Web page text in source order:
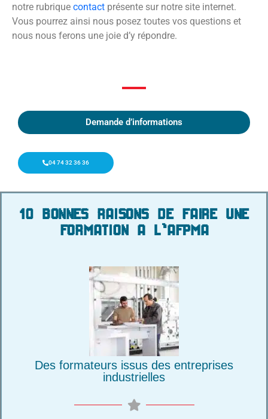
10 BONNES RAISONS DE FAIRE UNE
FORMATION A L'AFPMA
Des formateurs issus des entreprises
industrielles
notre rubrique contact présente sur notre site internet.
Vous pourrez ainsi nous posez toutes vos questions et
nous nous ferons une joie d’y répondre.
Demande d’informations
04 74 32 36 36